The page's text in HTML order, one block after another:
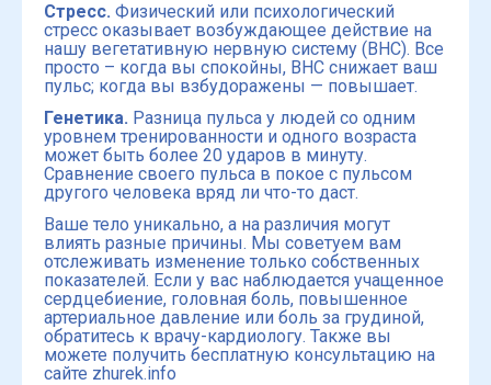
Стресс. Физический или психологический
стресс оказывает возбуждающее действие на
нашу вегетативную нервную систему (ВНС). Все
просто – когда вы спокойны, ВНС снижает ваш
пульс; когда вы взбудоражены — повышает.
Генетика. Разница пульса у людей со одним
уровнем тренированности и одного возраста
может быть более 20 ударов в минуту.
Сравнение своего пульса в покое с пульсом
другого человека вряд ли что-то даст.
Ваше тело уникально, а на различия могут
влиять разные причины. Мы советуем вам
отслеживать изменение только собственных
показателей. Если у вас наблюдается учащенное
сердцебиение, головная боль, повышенное
артериальное давление или боль за грудиной,
обратитесь к врачу-кардиологу. Также вы
можете получить бесплатную консультацию на
сайте zhurek.info